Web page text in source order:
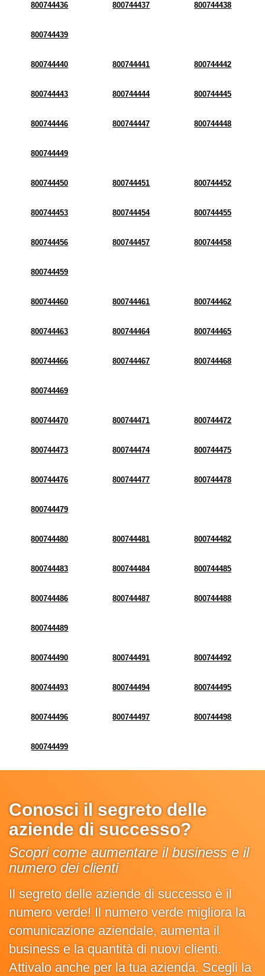
800744436 800744437 800744438
800744439
800744440 800744441 800744442
800744443 800744444 800744445
800744446 800744447 800744448
800744449
800744450 800744451 800744452
800744453 800744454 800744455
800744456 800744457 800744458
800744459
800744460 800744461 800744462
800744463 800744464 800744465
800744466 800744467 800744468
800744469
800744470 800744471 800744472
800744473 800744474 800744475
800744476 800744477 800744478
800744479
800744480 800744481 800744482
800744483 800744484 800744485
800744486 800744487 800744488
800744489
800744490 800744491 800744492
800744493 800744494 800744495
800744496 800744497 800744498
800744499
Conosci il segreto delle
aziende di successo?
Scopri come aumentare il business e il
numero dei clienti
Il segreto delle aziende di successo è il
numero verde! Il numero verde migliora la
comunicazione aziendale, aumenta il
business e la quantità di nuovi clienti.
Attivalo anche per la tua azienda. Scegli la